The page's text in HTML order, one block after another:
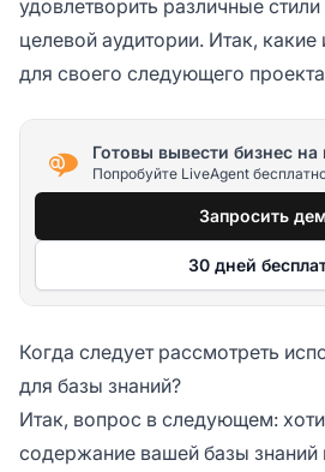
удовлетворить различные
целевой аудитории. Итак,
для своего следующего
Готовы вывести бизнес
Попробуйте LiveAgent
Запросить
30 дней
Когда следует рассмотреть
для базы знаний?
Итак, вопрос в следующем:
содержание вашей базы знаний